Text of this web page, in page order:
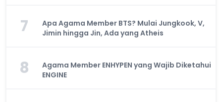
7
Apa Agama Member BTS? Mulai Jungkook, V,
Jimin hingga Jin, Ada yang Atheis
8
Agama Member ENHYPEN yang Wajib Diketahui
ENGINE